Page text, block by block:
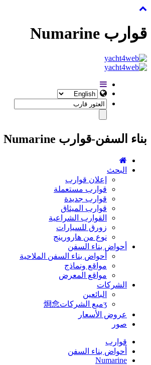
قوارب Numarine
بناء السفن-قوارب Numarine
البحث
إعلان قوارب
قوارب مستعملة
قوارب جديدة
قوارب الميثاق
القوارب الشراعية
زورق للسيارات
نوع من هارورينج
أحواض بناء السفن
أحواض بناء السفن الملاحية
مواقع ونماذج
مواقع المعرض
الشركات
البائعين
ʒميع الشركات烱㥐
عروض الأسعار
صور
قوارب
أحواض بناء السفن
Numarine